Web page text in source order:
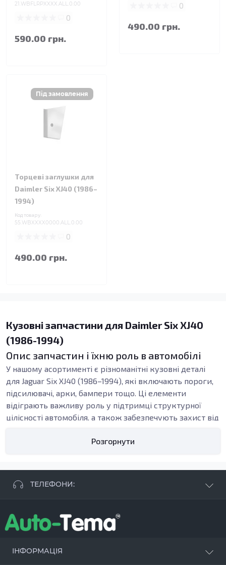
21.WBFLRPXXXX.ALL.0.00
0
590.00 грн.
0
490.00 грн.
Торцеві заглушки для
Daimler Six XJ40 (1986–
1994)
Код товару:
55.WBXXXX0000.ALL.0.00
0
490.00 грн.
Кузовні запчастини для Daimler Six XJ40
(1986-1994)
Опис запчастин і їхню роль в автомобілі
У нашому асортименті є різноманітні кузовні деталі
для Jaguar Six XJ40 (1986–1994), які включають пороги,
підсилювачі, арки, бампери тощо. Ці елементи
відіграють важливу роль у підтримці структурної
цілісності автомобіля, а також забезпечують захист від
допомагають зміцнити каркас кузова та тануть
серйознішим проблемам із корозією та безпекою.
запчастини виготовляються з оцинкованої сталі, яка
забезпечує високу довговічність, захист від корозії та
зносостійкість, що є важливим фактором для
Розгорнути
ТЕЛЕФОНИ:
+38 096 250 84 38
+38 099 657 61 50
ІНФОРМАЦІЯ